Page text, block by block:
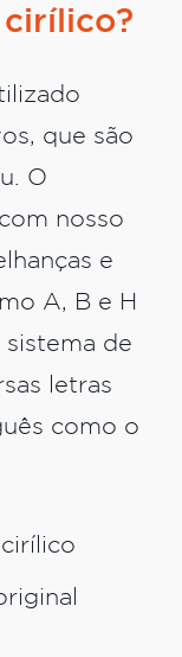
que são
O
nosso
e
A, B e H
de
letras
como o